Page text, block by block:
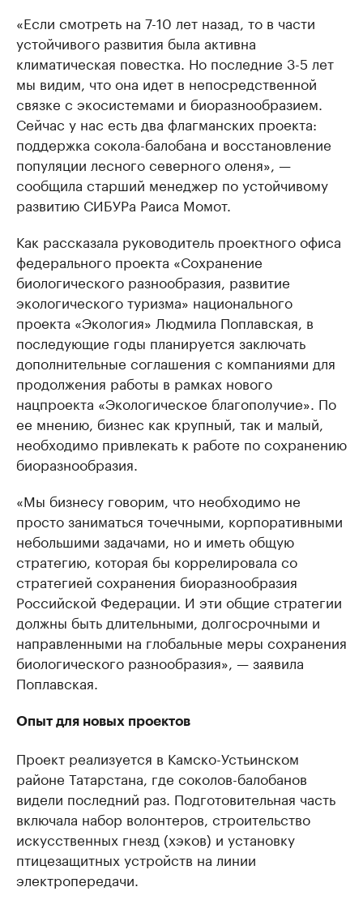
«Если смотреть на 7-10 лет назад, то в части
устойчивого развития была активна
климатическая повестка. Но последние 3-5 лет
мы видим, что она идет в непосредственной
связке с экосистемами и биоразнообразием.
Сейчас у нас есть два флагманских проекта:
поддержка сокола-балобана и восстановление
популяции лесного северного оленя», —
сообщила старший менеджер по устойчивому
развитию СИБУРа Раиса Момот.
Как рассказала руководитель проектного офиса
федерального проекта «Сохранение
биологического разнообразия, развитие
экологического туризма» национального
проекта «Экология» Людмила Поплавская, в
последующие годы планируется заключать
дополнительные соглашения с компаниями для
продолжения работы в рамках нового
нацпроекта «Экологическое благополучие». По
ее мнению, бизнес как крупный, так и малый,
необходимо привлекать к работе по сохранению
биоразнообразия.
«Мы бизнесу говорим, что необходимо не
просто заниматься точечными, корпоративными
небольшими задачами, но и иметь общую
стратегию, которая бы коррелировала со
стратегией сохранения биоразнообразия
Российской Федерации. И эти общие стратегии
должны быть длительными, долгосрочными и
направленными на глобальные меры сохранения
биологического разнообразия», — заявила
Поплавская.
Опыт для новых проектов
Проект реализуется в Камско-Устьинском
районе Татарстана, где соколов-балобанов
видели последний раз. Подготовительная часть
включала набор волонтеров, строительство
искусственных гнезд (хэков) и установку
птицезащитных устройств на линии
электропередачи.